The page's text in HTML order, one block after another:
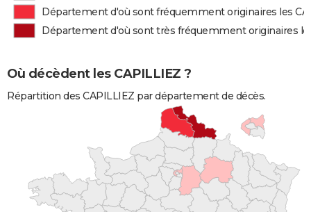
Département d'où sont fréquemment originaires les
Département d'où sont très fréquemment originaires
Où décèdent les CAPILLIEZ ?
Répartition des CAPILLIEZ par département de décès.